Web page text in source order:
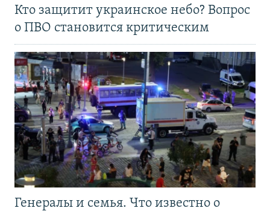
Кто защитит украинское небо? Вопрос
о ПВО становится критическим
Генералы и семья. Что известно о